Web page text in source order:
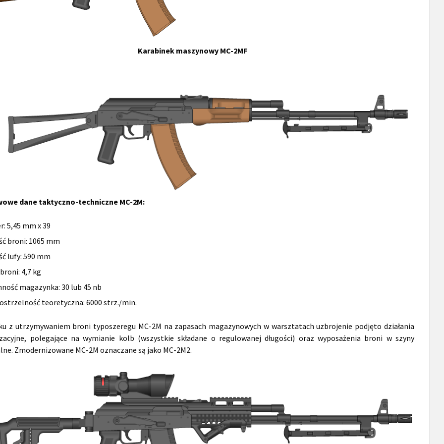
Karabinek maszynowy MC-2MF
dane taktyczno-techniczne MC-2M:
5,45 mm x 39
broni: 1065 mm
lufy: 590 mm
4,7 kg
magazynka: 30 lub 45 nb
teoretyczna: 6000 strz./min.
z utrzymywaniem broni typoszeregu MC-2M na zapasach magazynowych w warsztatach uzbrojenie podjęto działania
polegające na wymianie kolb (wszystkie składane o regulowanej długości) oraz wyposażenia broni w szyny
Zmodernizowane MC-2M oznaczane są jako MC-2M2.